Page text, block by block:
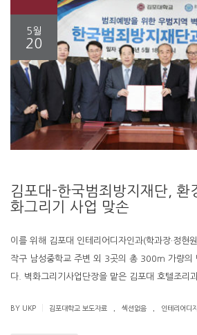
5월
20
김포대-한국범죄방지재단, 환
화그리기 사업 맞손
이를 위해 김포대 인테리어디자인과(학과장·정현
작구 남성중학교 주변 외 3곳의 총 300ｍ 가량의
다. 벽화그리기사업단장을 맡은 김포대 호텔조리
BY UKP 김포대학교 보도자료 섹션없음 인테리어디